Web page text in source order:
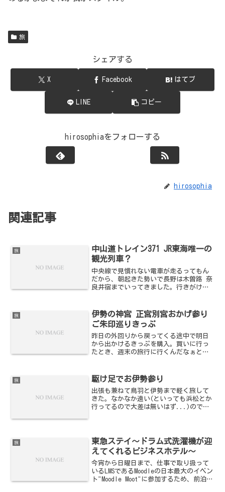
旅
シェアする
X Facebook はてブ
LINE コピー
hirosophiaをフォローする
hirosophia
関連記事
旅
中山道トレイン371 JR東海唯一の
観光列車？
中央線で見慣れない電車が走るってもん
だから、朝起きた勢いで長野は木曽路 奈
良井宿までいってきました。行きがけの
で、こういう方々には酌みしません。む
しろジャマで不経済だな...
旅
伊勢の神宮 正宮別宮おかげ参り
ご朱印巡りきっぷ
昨日の外回りから戻ってくる途中で明日
から出かけるきっぷを購入。買いに行っ
たとき、週末の旅行に行くんだなぁとい
が3日間乗り放題。以下はきっぷ裏のマッ
プ
旅 駆け足でお伊勢参り
出張も兼ねて鳥羽と伊勢まで軽く旅して
きた。なかなか遠い(といっても浜松とか
行ってるので大差は無いはず...)ので、
ことに。ということ...
旅
東急ステイ～ドラム式洗濯機が迎
えてくれるビジネスホテル～
今宵から日曜日まで、仕事で取り扱って
いるLMSであるMoodleの日本最大のイベン
ト"Moodle Moot"に参加するため、前泊で